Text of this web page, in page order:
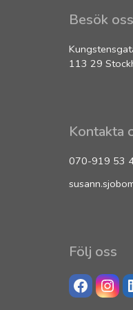
Besök oss
113 29
Kontakta
070-919 53
Följ oss
Facebook